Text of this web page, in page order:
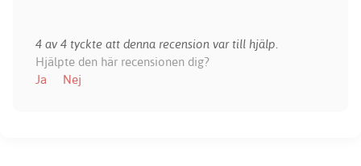
4 av 4 tyckte att denna recension var till hjälp.
Hjälpte den här recensionen dig?
Ja
Nej